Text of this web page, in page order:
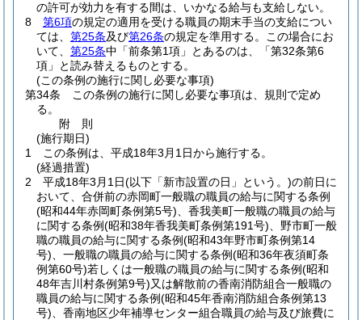
の許可が効力を有する間は、いかなる給与も支給しない。
8
第6項の規定の適用を受ける職員の期末手当の支給につい
ては、 第25条及び第26条の規定を準用する。
この場合にお
いて、 第25条中「前条第1項」とあるのは、「第32条第6
項」と読み替えるものとする。
(この条例の施行に関し必要な事項)
第34条
この条例の施行に関し必要な事項は、規則で定め
る。
附 則
(施行期日)
1
この条例は、平成18年3月1日から施行する。
(経過措置)
2
平成18年3月1日(以下「新市設置の日」という。)の前日に
おいて、合併前の赤岡町一般職の職員の給与に関する条例
(昭和44年赤岡町条例第5号) 、香我美町一般職の職員の給与
に関する条例(昭和38年香我美町条例第191号) 、野市町一般
職の職員の給与に関する条例(昭和43年野市町条例第14
号) 、一般職の職員の給与に関する条例(昭和36年夜須町条
例第60号)若しくは一般職の職員の給与に関する条例(昭和
48年吉川村条例第9号)又は解散前の香南消防組合一般職の
職員の給与に関する条例(昭和45年香南消防組合条例第13
号) 、香南地区少年補導センター組合職員の給与及び旅費に